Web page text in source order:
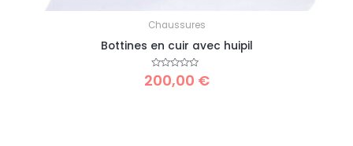
Chaussures
Bottines en cuir avec huipil
Note
0
200,00 €